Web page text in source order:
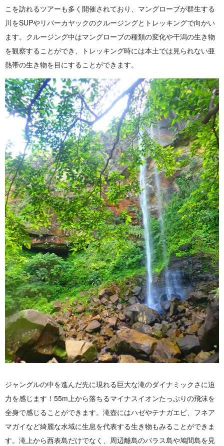
こを訪れるツアーも多く開催されており、マングローブが群生する
川をSUPやリバーカヤックのクルージングとトレッキングで向かい
ます。クルージング中はマングローブの種類の変化や干潟の生き物
を観察することができ、トレッキング時には本土では見られない亜
熱帯の生き物を目にすることができます。
ジャングルの中を進んだ先に現れる巨大な滝のダイナミックさに迫
力を感じます！55m上から落ちるマイナスイオンたっぷりの飛沫を
全身で感じることができます。滝壺にはハゼやテナガエビ、フネア
マガイなど綺麗な水域に生息を代表する生き物もみることができま
す。滝上から西表島だけでなく、周辺離島のバラス島や鳩間島を見